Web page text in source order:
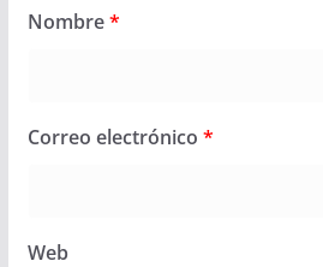
Nombre*
Correo electrónico *
Web